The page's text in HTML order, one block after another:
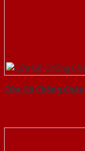
Cửa Gỗ Chống